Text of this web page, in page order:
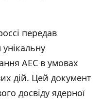
передав
АЕС в умовах
дій. Цей документ
досвіду ядерної